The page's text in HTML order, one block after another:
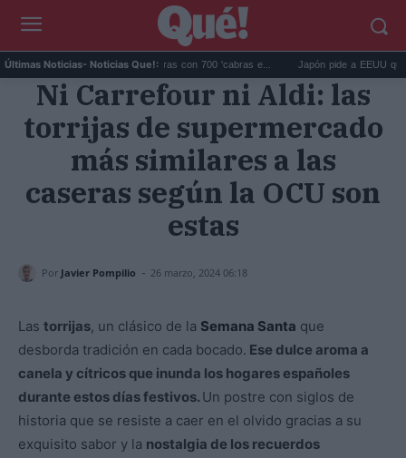
Últimas Noticias- Noticias Que!:
eliminó 140.000 cabras con 700 'cabras e... Japón pide a EEUU que deje
Ni Carrefour ni Aldi: las
torrijas de supermercado
más similares a las
caseras según la OCU son
estas
Por Javier Pompilio - 26 marzo, 2024 06:18
Las torrijas, un clásico de la Semana Santa que
desborda tradición en cada bocado. Ese dulce aroma a
canela y cítricos que inunda los hogares españoles
durante estos días festivos. Un postre con siglos de
historia que se resiste a caer en el olvido gracias a su
exquisito sabor y la nostalgia de los recuerdos